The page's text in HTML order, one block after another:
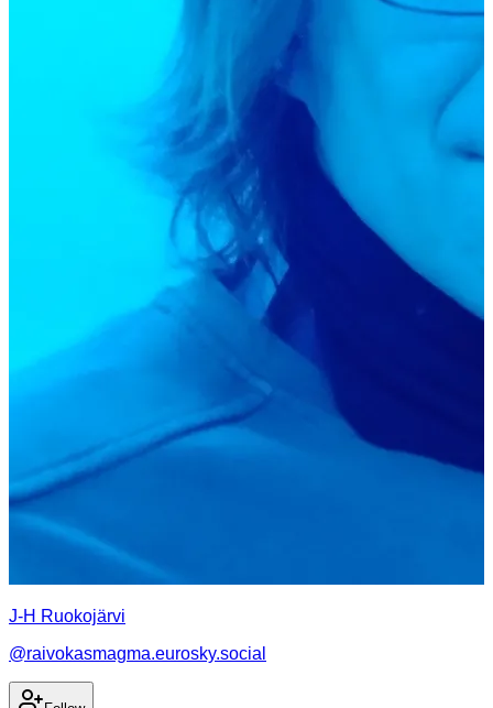
J-H Ruokojärvi
@raivokasmagma.eurosky.social